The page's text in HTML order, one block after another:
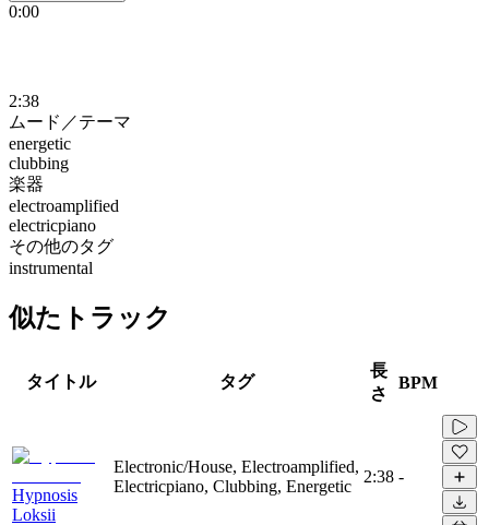
0:00
2:38
ムード／テーマ
energetic
clubbing
楽器
electroamplified
electricpiano
その他のタグ
instrumental
似たトラック
タイトル タグ
長
さ
BPM
Hypnosis
Loksii
Electronic/House, Electroamplified,
Electricpiano, Clubbing, Energetic
2:38 -